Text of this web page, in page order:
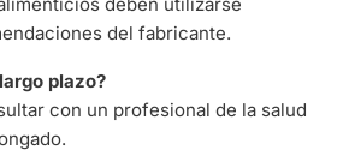
del fabricante.
plazo?
con un profesional de la salud